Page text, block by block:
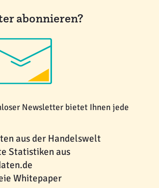
abonnieren?
Newsletter bietet Ihnen jede
aus der Handelswelt
Statistiken aus
Whitepaper